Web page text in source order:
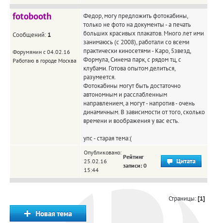
fotobooth
Сообщений: 1
Форумянин с 04.02.16
Работаю в городе Москва
Федор, могу предложить фотокабины,
только не фото на документы - а печать
больших красивых плакатов. Много лет ими
занимаюсь (с 2008), работали со всеми
практически киносетями - Каро, 5звезд,
Формула, Синема парк, с рядом тц, с
клубами. Готова опытом делиться,
разумеется.
Фотокабины могут быть достаточно
автономным и расслабленным
направлением, а могут - напротив - очень
динамичным. В зависимости от того, сколько
времени и воображения у вас есть.
упс - старая тема:(
Опубликовано:
25.02.16
15:44
Рейтинг
записи: 0
Страницы:[1]